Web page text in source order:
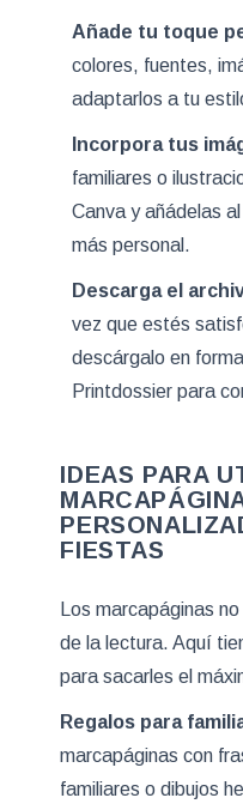
Añade tu toque
colores, fuentes,
adaptarlos a tu
Incorpora tus
familiares o
Canva y añádelas
más personal.
Descarga el
vez que estés
descárgalo en
Printdossier para
IDEAS PARA
FIESTAS
Los marcapáginas
de la lectura. Aquí
para sacarles el
Regalos para
marcapáginas con
familiares o dibujos